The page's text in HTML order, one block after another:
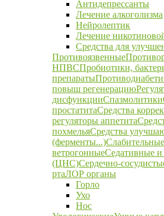
Антидепрессанты
Лечение алкоголизма
Нейролептик
Лечение
Средства для
Противоязвенные
НПВСПробиотики,
препараты
повыш регенерацию
дисфункцииСпазмолитики
простатитаСредства
регуляторы аппетита
похмельяСредства
(ферменты...)
ветрогонныеСедативные
(ЦНС)Сердечно-
ртаЛОР органы
Горло
Ухо
Нос